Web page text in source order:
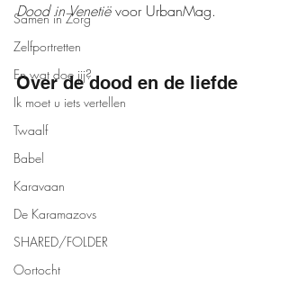
Samen in Zorg
Zelfportretten
En wat doe jij?
Ik moet u iets vertellen
Twaalf
Babel
Karavaan
De Karamazovs
SHARED/FOLDER
Oortocht
Dood in Venetië voor UrbanMag.
Over de dood en de liefde